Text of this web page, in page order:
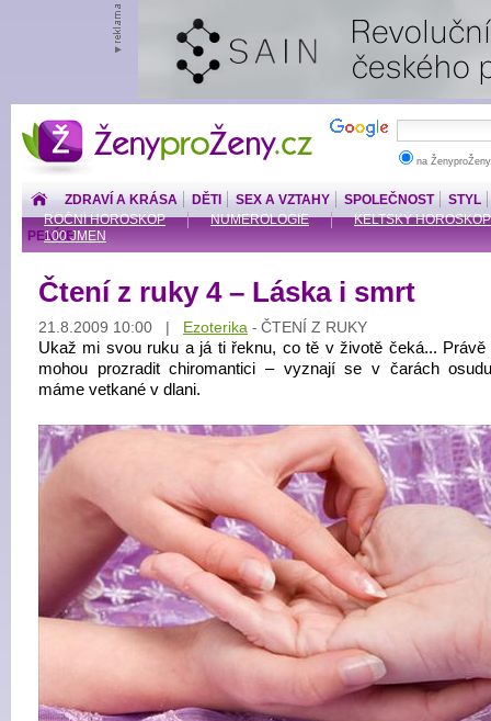
ŽenyproŽeny.cz
na
ZDRAVÍ A KRÁSA DĚTI SEX A VZTAHY SPOLEČNOST
STYL
ROČNÍ HOROSKOP
NUMEROLOGIE
KELTSKÝ HOROSKOP
100 JMEN
PENÍZE
Čtení z ruky 4 – Láska i smrt
21.8.2009 10:00 | Ezoterika - ČTENÍ Z RUKY
Ukaž mi svou ruku a já ti řeknu, co tě v životě čeká... Právě
mohou prozradit chiromantici – vyznají se v čarách
máme vetkané v dlani.